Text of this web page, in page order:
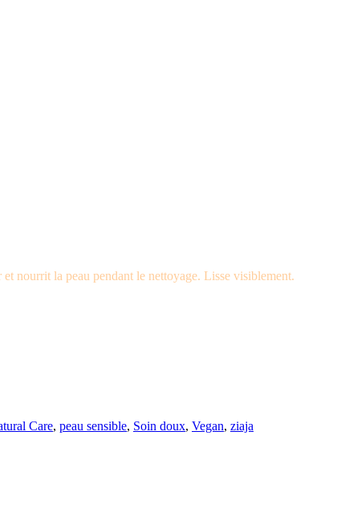
nourrit la peau pendant le nettoyage. Lisse visiblement.
Care, peau sensible, Soin doux, Vegan, ziaja